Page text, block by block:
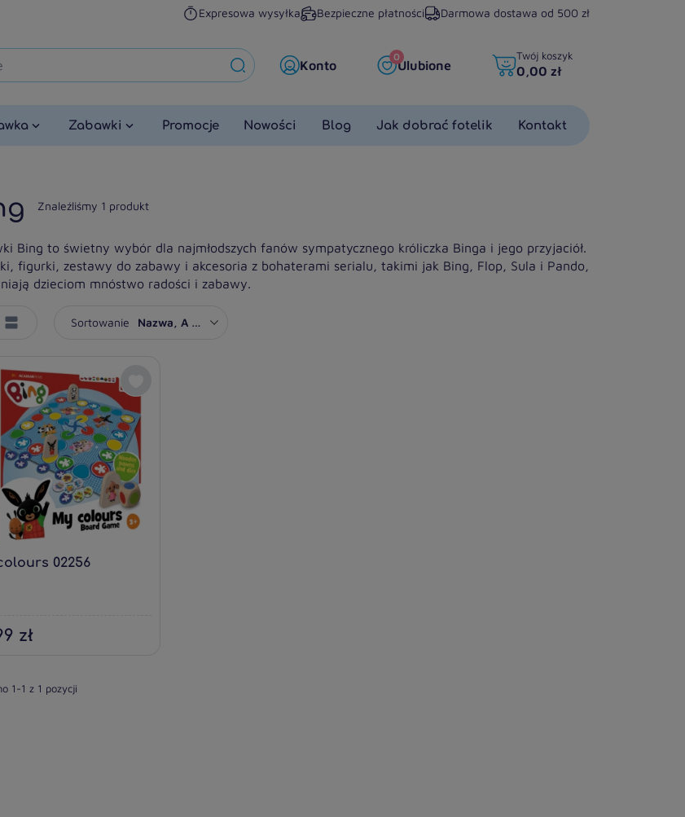
Expresowa wysyłka Bezpieczne płatności Darmowa dostawa od 500 zł
Konto Ulubione
0 Twój koszyk
0,00 zł
Zabawki Promocje Nowości Blog Jak dobrać fotelik Kontakt
Znaleźliśmy 1 produkt
Bing to świetny wybór dla najmłodszych fanów sympatycznego króliczka Binga i jego przyjaciół.
figurki, zestawy do zabawy i akcesoria z bohaterami serialu, takimi jak Bing, Flop, Sula i Pando,
dzieciom mnóstwo radości i zabawy.
Sortowanie
02256
zł
1-1 z 1 pozycji